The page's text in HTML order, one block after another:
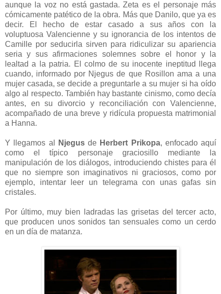
aunque la voz no está gastada. Zeta es el personaje más
cómicamente patético de la obra. Más que Danilo, que ya es
decir. El hecho de estar casado a sus años con la
voluptuosa Valencienne y su ignorancia de los intentos de
Camille por seducirla sirven para ridiculizar su apariencia
seria y sus afirmaciones solemnes sobre el honor y la
lealtad a la patria. El colmo de su inocente ineptitud llega
cuando, informado por Njegus de que Rosillon ama a una
mujer casada, se decide a preguntarle a su mujer si ha oído
algo al respecto. También hay bastante cinismo, como decía
antes, en su divorcio y reconciliación con Valencienne,
acompañado de una breve y ridícula propuesta matrimonial
a Hanna.
Y llegamos al Njegusde Herbert Prikopa, enfocado aquí
como el típico personaje graciosillo mediante la
manipulación de los diálogos, introduciendo chistes para él
que no siempre son imaginativos ni graciosos, como por
ejemplo, intentar leer un telegrama con unas gafas sin
cristales.
Por último, muy bien ladradas las grisetas del tercer acto,
que producen unos sonidos tan sensuales como un cerdo
en un día de matanza.